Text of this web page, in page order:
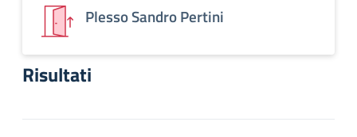
Plesso Sandro Pertini
Risultati